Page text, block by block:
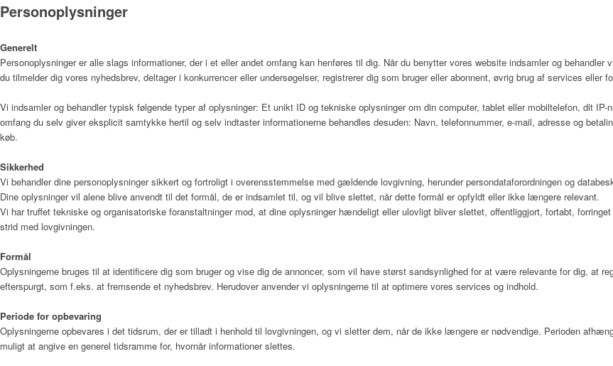
Publikationer
Sådan bliver man henvist
Praktisk information
Frivillig
Personoplysninger
Generelt
Personoplysninger er alle slags informationer, der i et eller andet omfang kan henføres til dig. Når du benytter vores website indsamler og
du tilmelder dig vores nyhedsbrev, deltager i konkurrencer eller undersøgelser, registrerer dig som bruger eller abonnent, øvrig brug af services eller
Vi indsamler og behandler typisk følgende typer af oplysninger: Et unikt ID og tekniske oplysninger om din computer, tablet eller mobiltelefon, dit
omfang du selv giver eksplicit samtykke hertil og selv indtaster informationerne behandles desuden: Navn, telefonnummer, e-mail, adresse og
køb.
Sikkerhed
Vi behandler dine personoplysninger sikkert og fortroligt i overensstemmelse med gældende lovgivning, herunder persondataforordningen og
Dine oplysninger vil alene blive anvendt til det formål, de er indsamlet til, og vil blive slettet, når dette formål er opfyldt eller ikke længere relevant.
Vi har truffet tekniske og organisatoriske foranstaltninger mod, at dine oplysninger hændeligt eller ulovligt bliver slettet, offentliggjort, fortabt,
strid med lovgivningen.
Formål
Oplysningerne bruges til at identificere dig som bruger og vise dig de annoncer, som vil have størst sandsynlighed for at være relevante for dig, at
efterspurgt, som f.eks. at fremsende et nyhedsbrev. Herudover anvender vi oplysningerne til at optimere vores services og indhold.
Periode for opbevaring
Oplysningerne opbevares i det tidsrum, der er tilladt i henhold til lovgivningen, og vi sletter dem, når de ikke længere er nødvendige. Perioden
muligt at angive en generel tidsramme for, hvornår informationer slettes.